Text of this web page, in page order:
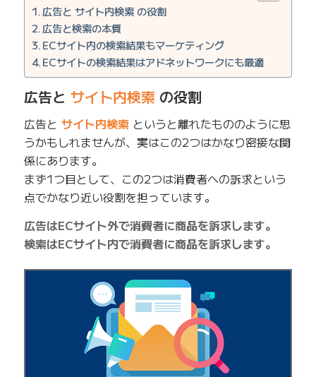
広告と サイト内検索 の役割
広告と検索の本質
ECサイト内の検索結果もマーケティング
ECサイトの検索結果はアドネットワークにも最適
広告と サイト内検索の役割
広告と サイト内検索というと離れたもののように思
うかもしれませんが、実はこの2つはかなり密接な関
係にあります。
まず1つ目として、この2つは消費者への訴求という
点でかなり近い役割を担っています。
広告はECサイト外で消費者に商品を訴求します。
検索はECサイト内で消費者に商品を訴求します。